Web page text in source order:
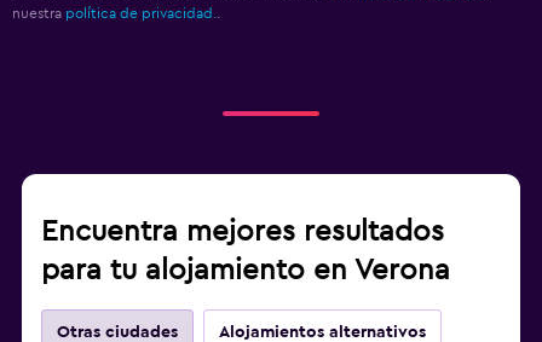
nuestra política de privacidad.
Encuentra mejores resultados
para tu alojamiento en Verona
Otras ciudades Alojamientos alternativos